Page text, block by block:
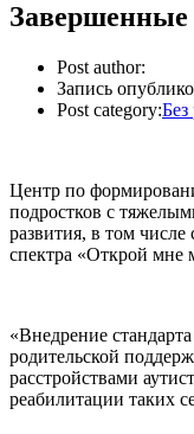
Post author:
Запись
Post category:Без
Центр по
подростков с
развития, в том числе
спектра «Открой мне
«Внедрение
родительской
расстройствами
реабилитации таких